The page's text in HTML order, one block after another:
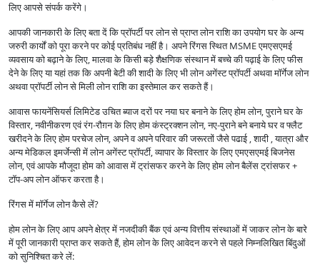
लिए आपसे संपर्क करेंगे।
आपकी जानकारी के लिए बता दें कि प्रॉपर्टी पर लोन से प्राप्त लोन राशि का उपयोग घर के अन्य
जरुरी कार्यों को पूरा करने पर कोई प्रतिबंध नहीं है। अपने रिंगस स्थित MSME एमएसएमई
व्यवसाय को बढ़ाने के लिए, मालवा के किसी बड़े शैक्षणिक संस्थान में बच्चे की पढ़ाई के लिए फीस
देने के लिए या यहां तक कि अपनी बेटी की शादी के लिए भी लोन अगेंस्ट प्रॉपर्टी अथवा मॉर्गेज लोन
अथवा प्रॉपर्टी लोन से मिली लोन राशि का इस्तेमाल कर सकते हैं।
आवास फायनेंसियर्स लिमिटेड उचित ब्याज दरों पर नया घर बनाने के लिए होम लोन, पुराने घर के
विस्तार, नवीनीकरण एवं रंग-रौग़न के लिए होम कंस्ट्रक्शन लोन, नए-पुराने बने बनाये घर व फ्लैट
खरीदने के लिए होम परचेज लोन, अपने व अपने परिवार की जरूरतों जैसे पढाई , शादी , यात्रा और
अन्य मेडिकल इमर्जेन्सी में लोन अगेंस्ट प्रॉपर्टी, व्यापार के विस्तार के लिए एमएसएमई बिजनेस
लोन, एवं आपके मौजूदा होम को आवास में ट्रांसफर करने के लिए होम लोन बैलेंस ट्रांसफर +
टॉप-अप लोन ऑफर करता है।
रिंगस में मॉर्गेज लोन कैसे लें?
होम लोन के लिए आप अपने क्षेत्र में नजदीकी बैंक एवं अन्य वित्तीय संस्थाओं में जाकर लोन के बारे
में पूरी जानकारी प्राप्त कर सकते हैं, होम लोन के लिए आवेदन करने से पहले निम्नलिखित बिंदुओं
को सुनिश्चित करे लें: